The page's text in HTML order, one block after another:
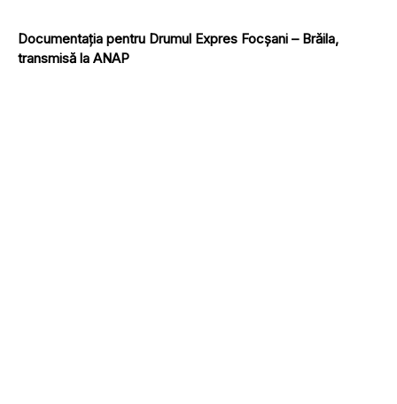
Documentația pentru Drumul Expres Focșani – Brăila,
transmisă la ANAP